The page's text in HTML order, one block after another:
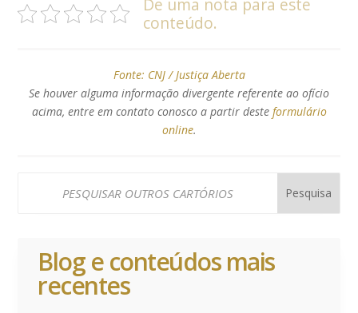
conteúdo.
Fonte: CNJ / Justiça Aberta
Se houver alguma informação divergente referente ao ofício
acima, entre em contato conosco a partir deste formulário
online.
Blog e conteúdos mais
recentes